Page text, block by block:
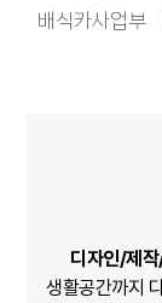
배식카사업부
디자인/제
생활공간까지